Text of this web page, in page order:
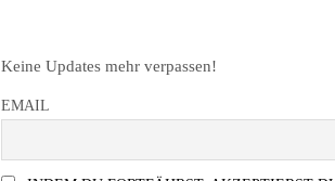
Keine Updates mehr verpassen!
EMAIL